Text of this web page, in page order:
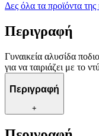
Δες όλα τα προϊόντα της
Περιγραφή
Γυναικεία αλυσίδα
για να ταιριάζει με το
Περιγραφή
+